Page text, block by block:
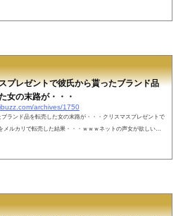
プレゼントで彼氏から貰ったブランド品
女の末路が・・・
archives/1750
ランド品を転売した女の末路が・・・クリスマスプレゼントで
ルカリで転売した結果・・・ｗｗｗネットの声女が欲しいア